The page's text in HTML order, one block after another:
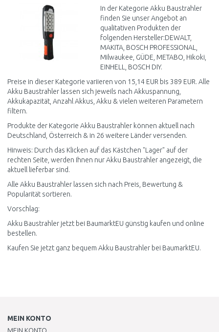
Vergleichen Vergleichen
In der Kategorie Akku Baustrahler
finden Sie unser Angebot an
qualitativen Produkten der
folgenden Hersteller:DEWALT,
MAKITA, BOSCH PROFESSIONAL,
Milwaukee, GÜDE, METABO, Hikoki,
EINHELL, BOSCH DIY.
Preise in dieser Kategorie variieren von 15,14 EUR bis 389 EUR. Alle
Akku Baustrahler lassen sich jeweils nach Akkuspannung,
Akkukapazität, Anzahl Akkus, Akku & vielen weiteren Parametern
filtern.
Produkte der Kategorie Akku Baustrahler können aktuell nach
Deutschland, Österreich & in 26 weitere Länder versenden.
Hinweis: Durch das Klicken auf das Kästchen "Lager" auf der
rechten Seite, werden Ihnen nur Akku Baustrahler angezeigt, die
aktuell lieferbar sind.
Alle Akku Baustrahler lassen sich nach Preis, Bewertung &
Popularität sortieren.
Vorschlag:
Akku Baustrahler jetzt bei BaumarktEU günstig kaufen und online
bestellen.
Kaufen Sie jetzt ganz bequem Akku Baustrahler bei BaumarktEU.
MEIN KONTO